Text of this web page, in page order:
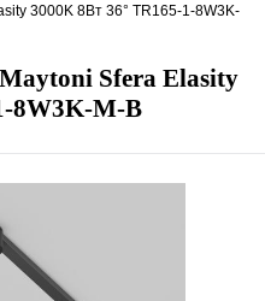
3000K 8Вт 36° TR165-1-8W3K-
Sfera Elasity
8W3K-M-B